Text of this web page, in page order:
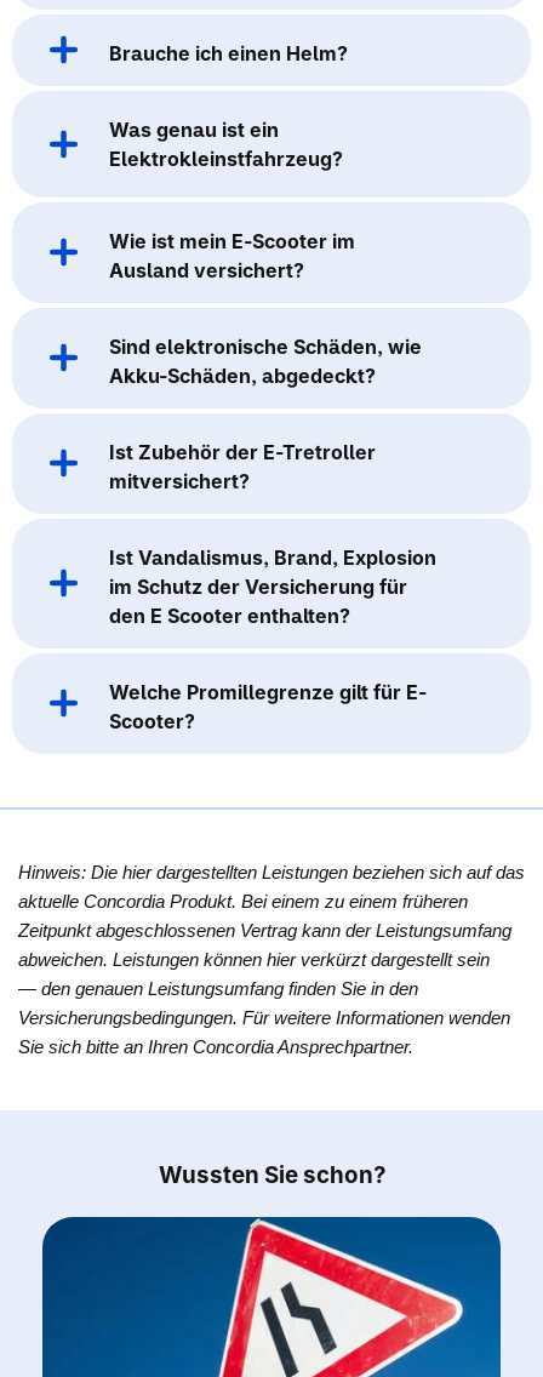
Brauche ich einen Helm?
Was genau ist ein
Elektrokleinstfahrzeug?
Wie ist mein E-Scooter im
Ausland versichert?
Sind elektronische Schäden, wie
Akku-Schäden, abgedeckt?
Ist Zubehör der E-Tretroller
mitversichert?
Ist Vandalismus, Brand, Explosion
im Schutz der Versicherung für
den E Scooter enthalten?
Welche Promillegrenze gilt für E-
Scooter?
Hinweis: Die hier dargestellten Leistungen beziehen sich auf das
aktuelle Concordia Produkt. Bei einem zu einem früheren
Zeitpunkt abgeschlossenen Vertrag kann der Leistungsumfang
abweichen. Leistungen können hier verkürzt dargestellt sein
— den genauen Leistungsumfang finden Sie in den
Versicherungsbedingungen. Für weitere Informationen wenden
Sie sich bitte an Ihren Concordia Ansprechpartner.
Wussten Sie schon?